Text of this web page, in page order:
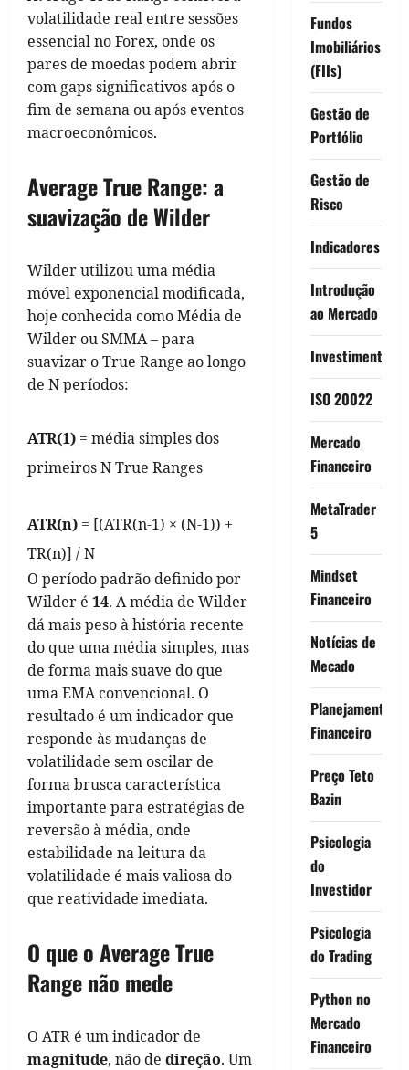
volatilidade real entre sessões
essencial no Forex, onde os
pares de moedas podem abrir
com gaps significativos após o
fim de semana ou após eventos
macroeconômicos.
Average True Range: a
suavização de Wilder
Wilder utilizou uma média
móvel exponencial modificada,
hoje conhecida como Média de
Wilder ou SMMA – para
suavizar o True Range ao longo
de N períodos:
ATR(1) = média simples dos
primeiros N True Ranges
ATR(n) = [(ATR(n-1) × (N-1)) +
TR(n)] / N
O período padrão definido por
Wilder é 14. A média de Wilder
dá mais peso à história recente
do que uma média simples, mas
de forma mais suave do que
uma EMA convencional. O
resultado é um indicador que
responde às mudanças de
volatilidade sem oscilar de
forma brusca característica
importante para estratégias de
reversão à média, onde
estabilidade na leitura da
volatilidade é mais valiosa do
que reatividade imediata.
O que o Average True
Range não mede
O ATR é um indicador de
magnitude, não de direção. Um
Fundos
Imobiliários
(FIIs)
Gestão de
Portfólio
Gestão de
Risco
Indicadores
Introdução
ao Mercado
Investimentos
ISO 20022
Mercado
Financeiro
MetaTrader
5
Mindset
Financeiro
Notícias de
Mecado
Planejamento
Financeiro
Preço Teto
Bazin
Psicologia
do
Investidor
Psicologia
do Trading
Python no
Mercado
Financeiro